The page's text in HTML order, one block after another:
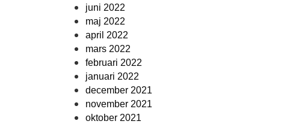
juni 2022
maj 2022
april 2022
mars 2022
februari 2022
januari 2022
december 2021
november 2021
oktober 2021